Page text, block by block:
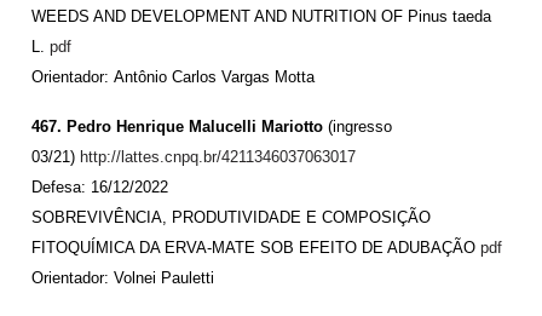
WEEDS AND DEVELOPMENT AND NUTRITION OF Pinus taeda
L. pdf
Orientador: Antônio Carlos Vargas Motta
467. Pedro Henrique Malucelli Mariotto (ingresso
03/21) http://lattes.cnpq.br/4211346037063017
Defesa: 16/12/2022
SOBREVIVÊNCIA, PRODUTIVIDADE E COMPOSIÇÃO
FITOQUÍMICA DA ERVA-MATE SOB EFEITO DE ADUBAÇÃO pdf
Orientador: Volnei Pauletti